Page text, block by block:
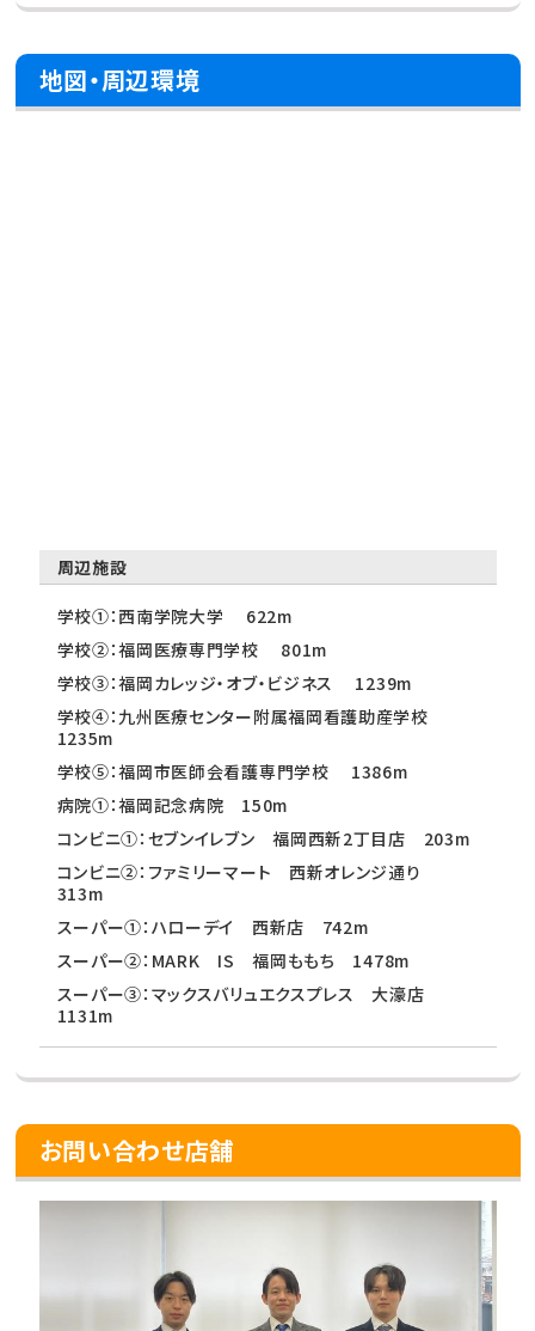
地図・周辺環境
周辺施設
学校①：西南学院大学 622m
学校②：福岡医療専門学校 801m
学校③：福岡カレッジ・オブ・ビジネス 1239m
学校④：九州医療センター附属福岡看護助産学校
1235m
学校⑤：福岡市医師会看護専門学校 1386m
病院①：福岡記念病院 150m
コンビニ①：セブンイレブン 福岡西新2丁目店 203m
コンビニ②：ファミリーマート 西新オレンジ通り
313m
スーパー①：ハローデイ 西新店 742m
スーパー②：MARK IS 福岡ももち 1478m
スーパー③：マックスバリュエクスプレス 大濠店
1131m
お問い合わせ店舗